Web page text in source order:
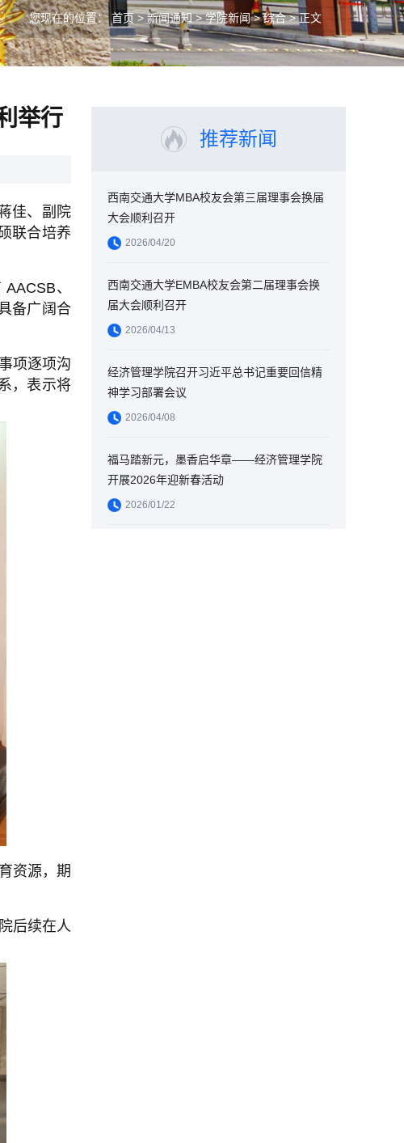
您现在的位置：首页>新闻通知>学院新闻>综合> 正文
举行
佳、副院
联合培养
AACSB、
备广阔合
项逐项沟
，表示将
资源，期
后续在人
推荐新闻
西南交通大学MBA校友会第三届理事会换届
大会顺利召开
2026/04/20
西南交通大学EMBA校友会第二届理事会换
届大会顺利召开
2026/04/13
经济管理学院召开习近平总书记重要回信精
神学习部署会议
2026/04/08
福马踏新元，墨香启华章——经济管理学院
开展2026年迎新春活动
2026/01/22